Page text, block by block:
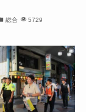
総合 5729